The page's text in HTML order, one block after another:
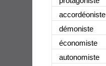
accordéoniste
démoniste
économiste
autonomiste